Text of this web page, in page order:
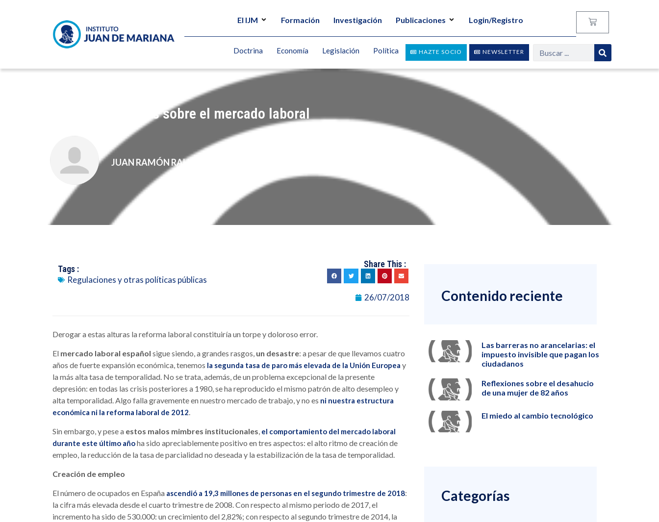
El IJM Formación Investigación Publicaciones Login/Registro
NEWSLETTER
HAZTE SOCIO
Doctrina Economía Legislación Política
Tres buenos datos sobre el mercado laboral
JUAN RAMÓN RALLO
Tags :
Regulaciones y otras políticas públicas
Share This :
26/07/2018
Derogar a estas alturas la reforma laboral constituiría un torpe y doloroso error.
El mercado laboral español sigue siendo, a grandes rasgos, un desastre: a pesar de que llevamos cuatro
años de fuerte expansión económica, tenemos la segunda tasa de paro más elevada de la Unión Europea y
la más alta tasa de temporalidad. No se trata, además, de un problema excepcional de la presente
depresión: en todas las crisis posteriores a 1980, se ha reproducido el mismo patrón de alto desempleo y
alta temporalidad. Algo falla gravemente en nuestro mercado de trabajo, y no es ni nuestra estructura
económica ni la reforma laboral de 2012.
Sin embargo, y pese a estos malos mimbres institucionales, el comportamiento del mercado laboral
durante este último añoha sido apreciablemente positivo en tres aspectos: el alto ritmo de creación de
empleo, la reducción de la tasa de parcialidad no deseada y la estabilización de la tasa de temporalidad.
Creación de empleo
El número de ocupados en España ascendió a 19,3 millones de personas en el segundo trimestre de 2018:
la cifra más elevada desde el cuarto trimestre de 2008. Con respecto al mismo periodo de 2017, el
incremento ha sido de 530.000: un crecimiento del 2,82%; con respecto al segundo trimestre de 2014, la
Contenido reciente
Las barreras no arancelarias: el
impuesto invisible que pagan los
ciudadanos
Reflexiones sobre el desahucio
de una mujer de 82 años
El miedo al cambio tecnológico
Categorías